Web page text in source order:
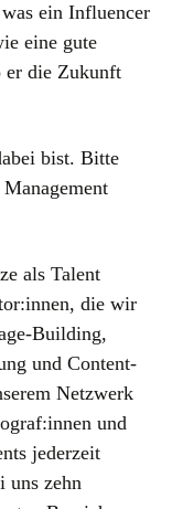
ein Influencer
eine gute
er die Zukunft
bist. Bitte
als Talent
die wir
Building,
und Content-
Netzwerk
und
jederzeit
uns zehn